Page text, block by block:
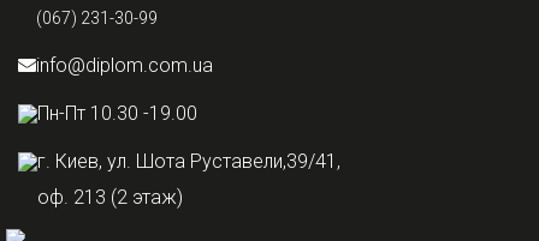
(067) 231-30-99
info@diplom.com.ua
Пн-Пт 10.30 -19.00
г. Киев, ул. Шота Руставели,39/41,
оф. 213 (2 этаж)